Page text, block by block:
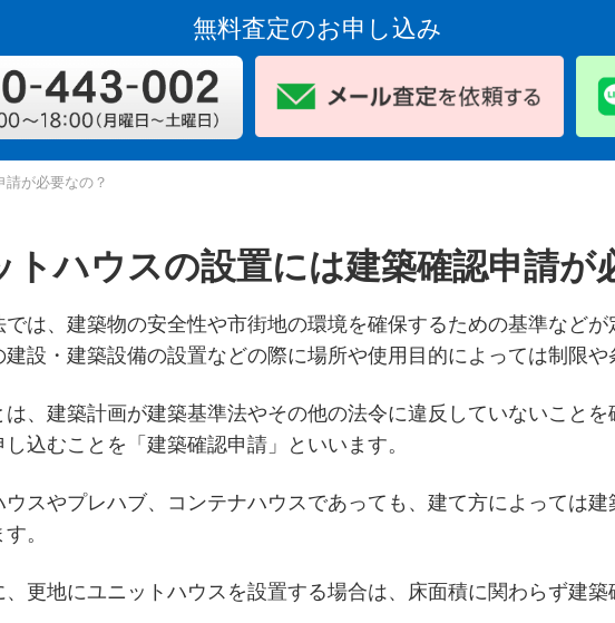
無料査定のお申し込み
請が必要なの？
トハウスの設置には建築確認申請が
では、建築物の安全性や市街地の環境を確保するための基準など
建設・建築設備の設置などの際に場所や使用目的によっては制限や
は、建築計画が建築基準法やその他の法令に違反していないこと
込むことを「建築確認申請」といいます。
ウスやプレハブ、コンテナハウスであっても、建て方によっては
。
、更地にユニットハウスを設置する場合は、床面積に関わらず建築